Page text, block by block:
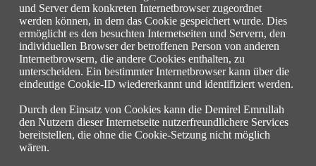
und Server dem konkreten Internetbrowser zugeordnet
werden können, in dem das Cookie gespeichert wurde. Dies
ermöglicht es den besuchten Internetseiten und Servern, den
individuellen Browser der betroffenen Person von anderen
Internetbrowsern, die andere Cookies enthalten, zu
unterscheiden. Ein bestimmter Internetbrowser kann über die
eindeutige Cookie-ID wiedererkannt und identifiziert werden.
Durch den Einsatz von Cookies kann die Demirel Emrullah
den Nutzern dieser Internetseite nutzerfreundlichere Services
bereitstellen, die ohne die Cookie-Setzung nicht möglich
wären.